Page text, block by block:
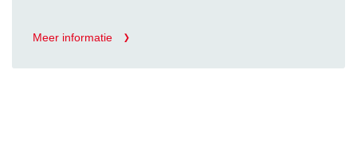
Meer informatie